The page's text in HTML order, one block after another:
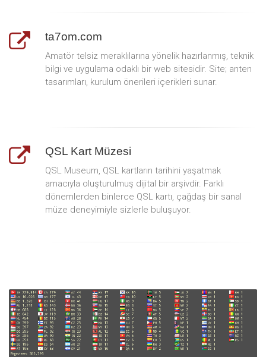
ta7om.com
Amatör telsiz meraklılarına yönelik hazırlanmış, teknik
bilgi ve uygulama odaklı bir web sitesidir. Site; anten
tasarımları, kurulum önerileri içerikleri sunar.
QSL Kart Müzesi
QSL Museum, QSL kartların tarihini yaşatmak
amacıyla oluşturulmuş dijital bir arşivdir. Farklı
dönemlerden binlerce QSL kartı, çağdaş bir sanal
müze deneyimiyle sizlerle buluşuyor.